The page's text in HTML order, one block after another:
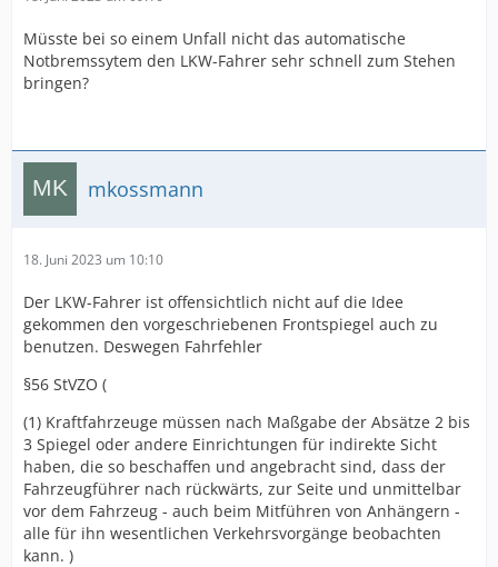
Müsste bei so einem Unfall nicht das automatische
Notbremssytem den LKW-Fahrer sehr schnell zum Stehen
bringen?
mkossmann
18. Juni 2023 um 10:10
Der LKW-Fahrer ist offensichtlich nicht auf die Idee
gekommen den vorgeschriebenen Frontspiegel auch zu
benutzen. Deswegen Fahrfehler
§56 StVZO (
(1) Kraftfahrzeuge müssen nach Maßgabe der Absätze 2 bis
3 Spiegel oder andere Einrichtungen für indirekte Sicht
haben, die so beschaffen und angebracht sind, dass der
Fahrzeugführer nach rückwärts, zur Seite und unmittelbar
vor dem Fahrzeug - auch beim Mitführen von Anhängern -
alle für ihn wesentlichen Verkehrsvorgänge beobachten
kann. )